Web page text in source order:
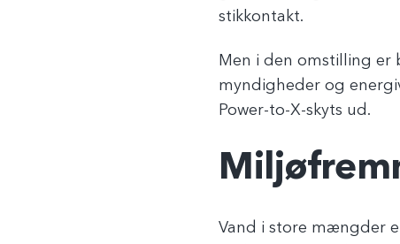
stikkontakt.
Men i den omstilling
myndigheder og
Power-to-X-skyts ud.
Vand i store mængder